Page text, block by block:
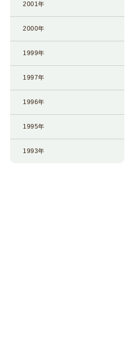
2001年
2000年
1999年
1997年
1996年
1995年
1993年